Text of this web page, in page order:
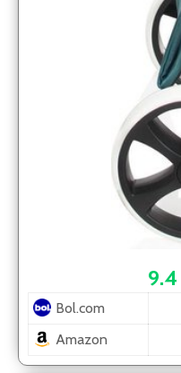
9.4
Bol.com
Amazon